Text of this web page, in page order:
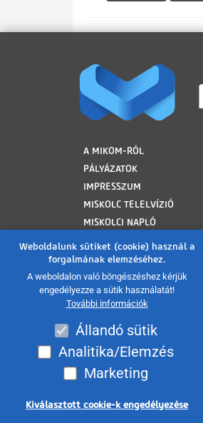
Weboldalunk sütiket (cookie) használ a
forgalmának elemzéséhez.
A weboldalon való böngészéshez kérjük
engedélyezze a sütik használatát!
További információk
Állandó sütik
Analitika/Elemzés
Marketing
Kiválasztott cookie-k engedélyezése
LÁBLÉC
A MIKOM-RÓL
PÁLYÁZATOK
IMPRESSZUM
MISKOLC TELELVÍZIÓ
MISKOLCI NAPLÓ
MINAP ARCHÍVUM
FELHASZNÁLÁSI FELTÉTELEK
ADATVÉDELMI TÁJÉKOZTATÓ
SÜTI TÁJÉKOZTATÓ
AKADÁLYMENTESÍTÉSI
KÖZÉRDEKŰ ADATOK
KÖZADATKERESŐ
VISSZAÉLÉS BEJELENTÉS
MÉDIAAJÁNLAT
OLDALTÉRKÉP